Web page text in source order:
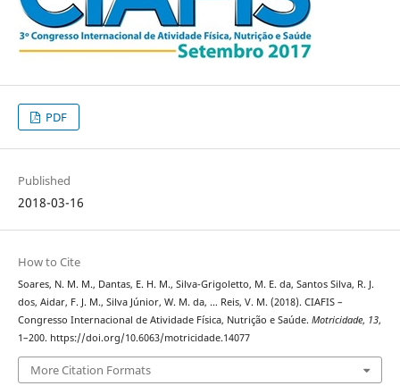
PDF
Published
2018-03-16
How to Cite
Soares, N. M. M., Dantas, E. H. M., Silva-Grigoletto, M. E. da, Santos Silva, R. J.
dos, Aidar, F. J. M., Silva Júnior, W. M. da, … Reis, V. M. (2018). CIAFIS –
Congresso Internacional de Atividade Física, Nutrição e Saúde. Motricidade, 13,
1–200. https://doi.org/10.6063/motricidade.14077
More Citation Formats